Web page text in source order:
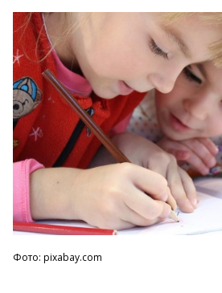
Фото: pixabay.com